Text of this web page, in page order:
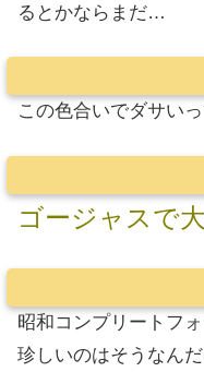
るとかならまだ…
この色合いでダサい
ゴージャスで
昭和コンプリートフ
珍しいのはそうなん